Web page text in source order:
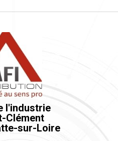
l'industrie
Clément
sur-Loire